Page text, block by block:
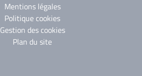
Mentions légales
Politique cookies
Gestion des cookies
Plan du site